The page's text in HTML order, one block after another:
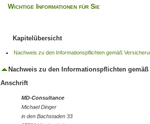
Wichtige Informationen für Sie
Kapitelübersicht
Nachweis zu den Informationspflichten gemäß
Nachweis zu den Informationspflichten
Anschrift
MD-Consultance
Michael Dinger
in den Bachstaden 33